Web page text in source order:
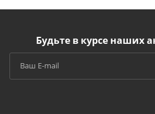
Будьте в курсе наших